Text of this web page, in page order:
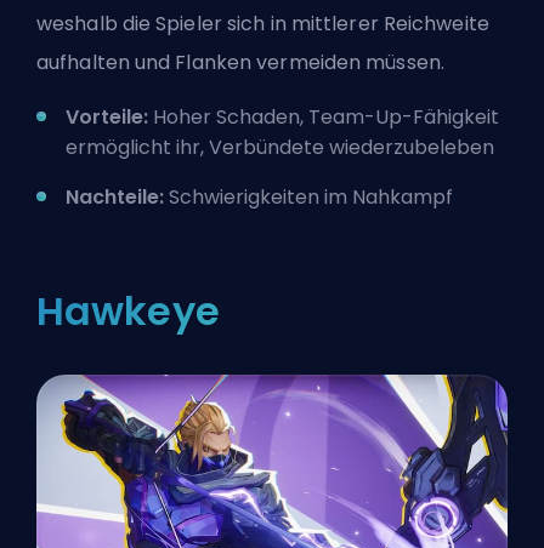
weshalb die Spieler sich in mittlerer Reichweite
aufhalten und Flanken vermeiden müssen.
Vorteile: Hoher Schaden, Team-Up-Fähigkeit
ermöglicht ihr, Verbündete wiederzubeleben
Nachteile:Schwierigkeiten im Nahkampf
Hawkeye